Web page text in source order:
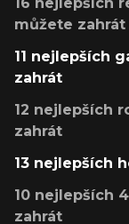
můžete zahrát
11 nejlepších
zahrát
12 nejlepších
zahrát
13 nejlepších
10 nejlepších
zahrát